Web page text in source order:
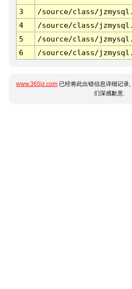
3 /source/class/
4
/source/class/
5
/source/class/
6
/source/class/
www.365jz.com 已经将此出错信息详细记录
们深感歉意.